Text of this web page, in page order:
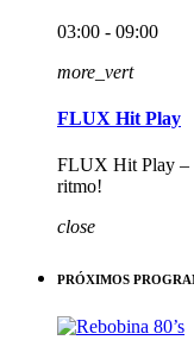
03:00 - 09:00
more_vert
FLUX Hit Play
FLUX Hit Play –
ritmo!
close
PRÓXIMOS